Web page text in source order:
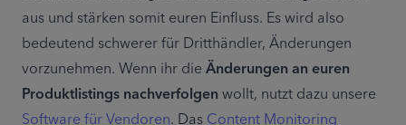
aus und stärken somit euren Einfluss. Es wird also
bedeutend schwerer für Dritthändler, Änderungen
vorzunehmen. Wenn ihr die Änderungen an euren
Produktlistings nachverfolgen
Software für Vendoren. Das Content Monitoring